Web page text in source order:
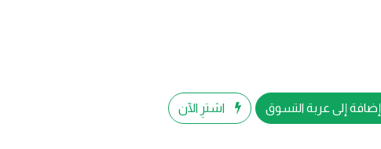
إضافة إلى عربة التسوق اشترِ الآن